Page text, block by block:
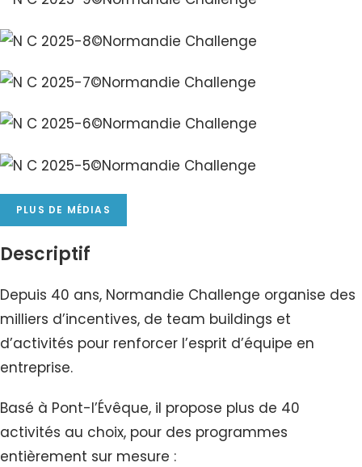
PLUS DE MÉDIAS
Descriptif
Depuis 40 ans, Normandie Challenge organise des
milliers d’incentives, de team buildings et
d’activités pour renforcer l’esprit d’équipe en
entreprise.
Basé à Pont-l’Évêque, il propose plus de 40
activités au choix, pour des programmes
entièrement sur mesure :